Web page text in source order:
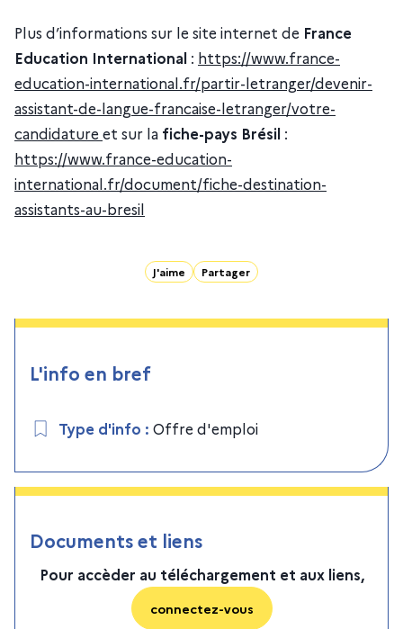
Plus d’informations sur le site internet de France
Education International : https://www.france-
education-international.fr/partir-letranger/devenir-
assistant-de-langue-francaise-letranger/votre-
candidature et sur la fiche-pays Brésil :
https://www.france-education-
international.fr/document/fiche-destination-
assistants-au-bresil
J'aime Partager
L'info en bref
Type d'info : Offre d'emploi
Documents et liens
Pour accèder au téléchargement et aux liens,
connectez-vous